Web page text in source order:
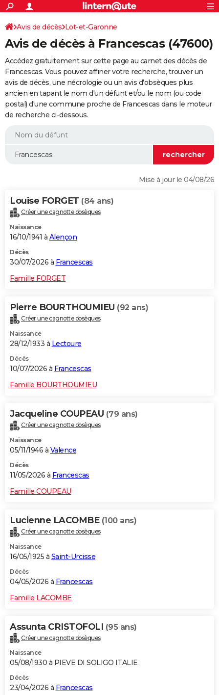
ACTUALITÉS
Politique
Société
Faits Divers
Education
Monde
Villes
+
SPORT
Coupe du monde 2026
Football
Tennis
Cyclisme
Rugby
Forum
Programme TV
TNT
Streaming
Cinéma
Sorties cinéma
Musique
+
FINANCE
Retraite
Impôts
Epargne
Immobilier
Risques naturels par ville
Banque
Assurance
Crédit
AUTO
Essais
Réserver un essai
Citadines
Berlines
SUV
Forum auto
+
HIGH-TECH
BRICOLAGE
WEEK-END
Alimentation
Guide de la santé
Maladies
Médicaments
Sommeil
VOYAGE
Destinations
City break
Voyage nature
Voyage de noces
Forum
Climat
+PHOTO
GUIDES D'ACHAT
Carte de Noël
Carte Bonne année
Carte Saint-Valentin
Carte Pâques
Carte d'anniversaire
DICTIONNAIRE
Dictionnaire
Biographies
Citations
Expressions
Proverbes
PROGRAMME TV
S'inscrire
Se connecter
Lycées
Collèges
Primaires
Universités
Entreprises
Service militaire
Avis de recherche
AVIS DE DÉCÈS
FORUM
Connexion
Avis de décès Lot-et-Garonne
Avis de décès à Francescas (47600)
Accédez gratuitement sur cette page au carnet des décès de
Francescas. Vous pouvez affiner votre recherche, trouver un
avis de décès, une nécrologie ou un avis d'obsèques plus
ancien en tapant le nom d'un défunt et/ou le nom (ou code
postal) d'une commune proche de Francescas dans le moteur
de recherche ci-dessous.
Mise à jour le 04/08/26
Louise FORGET (84 ans)
Créer une cagnotte obsèques
Naissance
16/10/1941 à Alençon
Décès
30/07/2026 à Francescas
Famille FORGET
Pierre BOURTHOUMIEU (92 ans)
Créer une cagnotte obsèques
Naissance
28/12/1933 à Lectoure
Décès
10/07/2026 à Francescas
Famille BOURTHOUMIEU
Jacqueline COUPEAU (79 ans)
Créer une cagnotte obsèques
Naissance
05/11/1946 à Valence
Décès
11/05/2026 à Francescas
Famille COUPEAU
Lucienne LACOMBE (100 ans)
Créer une cagnotte obsèques
Naissance
16/05/1925 à Saint-Urcisse
Décès
04/05/2026 à Francescas
Famille LACOMBE
Assunta CRISTOFOLI (95 ans)
Créer une cagnotte obsèques
Naissance
05/08/1930 à PIEVE DI SOLIGO ITALIE
Décès
23/04/2026 à Francescas